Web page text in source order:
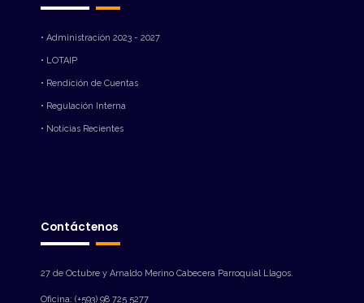
• Administración 2023 - 2027
• LOTAIP
• Rendición de Cuentas
• Regulación Interna
• Noticias Recientes
Contáctenos
27 de Octubre y Arnaldo Merino Cabecera Parroquial Llagos.
Oficina: (+593) 98 725 5277